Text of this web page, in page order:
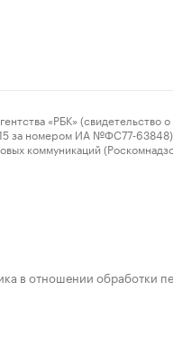
«РБК» (свидетельство о
номером ИА №ФС77-63848)
коммуникаций
в отношении обработки